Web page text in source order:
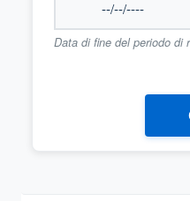
Data di fine del periodo di